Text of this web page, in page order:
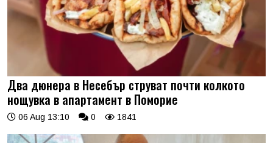
Два дюнера в Несебър струват почти колкото
нощувка в апартамент в Поморие
06 Aug 13:10 0 1841